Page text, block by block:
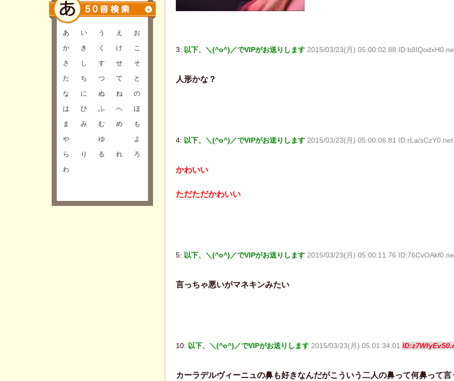
あ い う え
お
か
き く け
こ
さ
し す せ
そ
た
ち つ て
と
な
に ぬ ね
の
は
ひ ふ へ
ほ
ま
み む め
も
や
ゆ
よ
ら
り る れ
ろ
わ
3: 以下、＼(^o^)／でVIPがお送りします 2015/03/23(月) 05:00:02.88
人形かな？
4: 以下、＼(^o^)／でVIPがお送りします 2015/03/23(月) 05:00:06.81 ID:rLa/sCzY0.net
かわいい
ただただかわいい
5: 以下、＼(^o^)／でVIPがお送りします 2015/03/23(月) 05:00:11.76
言っちゃ悪いがマネキンみたい
10: 以下、＼(^o^)／でVIPがお送りします 2015/03/23(月) 05:01:34.01
カーラデルヴィーニュの鼻も好きなんだがこういう二人の鼻って何鼻って言